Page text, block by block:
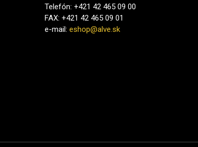
Telefón: +421 42 465 09 00
FAX: +421 42 465 09 01
e-mail: eshop@alve.sk